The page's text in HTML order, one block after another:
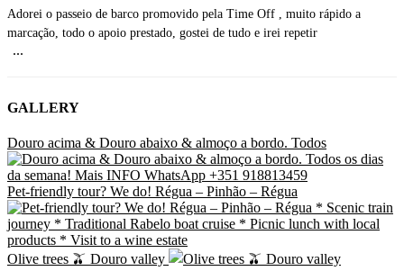
Adorei o passeio de barco promovido pela Time Off , muito rápido a
marcação, todo o apoio prestado, gostei de tudo e irei repetir
...
GALLERY
Douro acima & Douro abaixo & almoço a bordo. Todos
Pet-friendly tour? We do! Régua – Pinhão – Régua
Olive trees 🫒 Douro valley